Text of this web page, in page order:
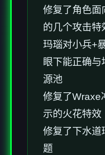
修复了角色面
的几个攻击特
玛瑙对小兵+
眼下能正确
源池
修复了Wraxe
示的火花特效
修复了下水道
题